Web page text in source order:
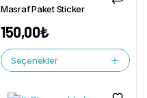
Masraf Paket Sticker
150,00₺
Seçenekler